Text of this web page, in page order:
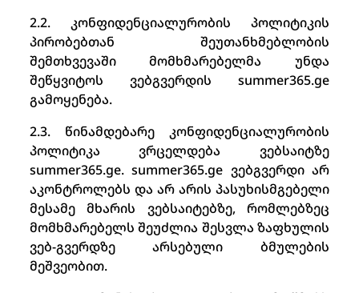
2.2. კონფიდენციალურობის პოლიტიკის
პირობებთან შეუთანხმებლობის
შემთხვევაში მომხმარებელმა უნდა
შეწყვიტოს ვებგვერდის summer365.ge
გამოყენება.
2.3. წინამდებარე კონფიდენციალურობის
პოლიტიკა ვრცელდება ვებსაიტზე
summer365.ge. summer365.ge ვებგვერდი არ
აკონტროლებს და არ არის პასუხისმგებელი
მესამე მხარის ვებსაიტებზე, რომლებზეც
მომხმარებელს შეუძლია შესვლა ზაფხულის
ვებ-გვერდზე არსებული ბმულების
მეშვეობით.